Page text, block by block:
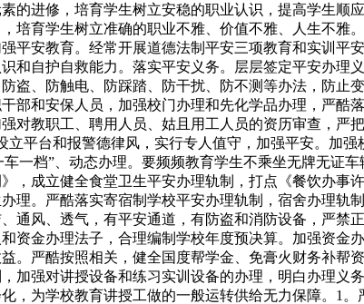
的进修，培育学生树立安稳的职业认识，提高学生顺
培育学生树立准确的职业不雅、价值不雅、人生不雅
平安教育。经常开展道德法制平安三项教育和实训平
和自护自救能力。落实平安义务。层层签定平安办理
盗、防触电、防踩踏、防干扰、防不测等办法，防
部和安保人员，加强校门办理和先化学品办理，严酷
对教职工、聘用人员、姑且用工人员的资历审查，
平台和报警德律风，实行专人值守，加强平安。加
一档”、动态办理。要频频教育学生不乘坐无牌无证
，成立健全食堂卫生平安办理轨制，打点《餐饮办
理。严酷落实寄宿制学校平安办理轨制，宿舍办理
通风、透气，有平安通道，有防盗和消防设备，严禁
资金办理法子，合理编制学校年度预决算。加强资
。严酷按照相关，健全国度帮学金、免膏火财务补
加强对讲授设备和练习实训设备的办理，明白办理
，为学校教育讲授工做的一般运转供给无力保障。1